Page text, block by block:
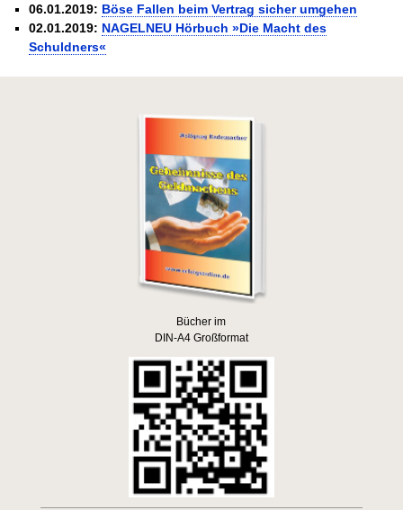
06.01.2019: Böse Fallen beim Vertrag sicher umgehen
02.01.2019: NAGELNEU Hörbuch »Die Macht des
Schuldners«
Bücher im
DIN-A4 Großformat